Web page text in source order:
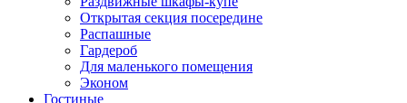
Открытая секция посередине
Распашные
Гардероб
Для маленького помещения
Эконом
Гостиные